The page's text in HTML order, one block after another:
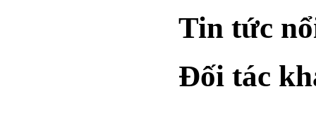
Tin tức
Đối tác